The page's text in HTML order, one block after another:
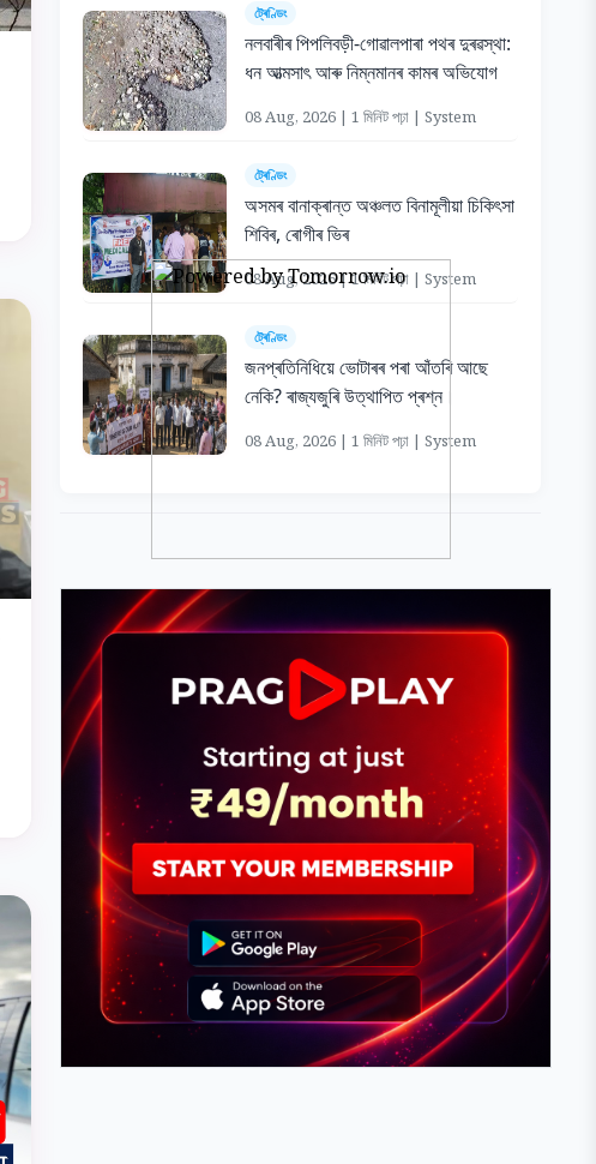
ট্ৰেণ্ডিং
নলবাৰীৰ পিপলিবড়ী-গোৱালপাৰা পথৰ দুৰৱস্থা:
ধন আত্মসাৎ আৰু নিম্নমানৰ কামৰ অভিযোগ
08 Aug, 2026 | 1 মিনিট পঢ়া | System
ট্ৰেণ্ডিং
অসমৰ বানাক্ৰান্ত অঞ্চলত বিনামূলীয়া চিকিৎসা
শিবিৰ, ৰোগীৰ ভিৰ
08 Aug, 2026 | 1 মিনিট পঢ়া | System
ট্ৰেণ্ডিং
জনপ্ৰতিনিধিয়ে ভোটাৰৰ পৰা আঁতৰি আছে
নেকি? ৰাজ্যজুৰি উত্থাপিত প্ৰশ্ন।
08 Aug, 2026 | 1 মিনিট পঢ়া | System